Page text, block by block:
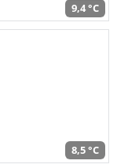
9,4 °C
8,5 °C